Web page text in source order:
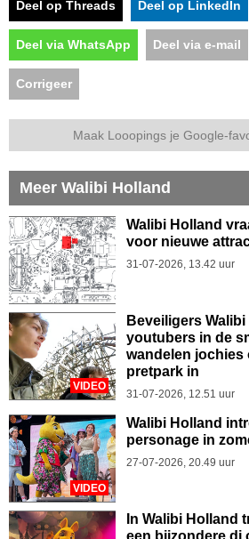
Deel op Threads Deel op LinkedIn
Deel via WhatsApp Deel via e-mail
Corrigeer
Maak Looopings je Google-
Meer Walibi Holland
Walibi Holland
voor nieuwe
31-07-2026, 13.42 uur
VIDEO
Beveiligers
youtubers in de
wandelen jochies
pretpark in
31-07-2026, 12.51 uur
VIDEO
Walibi Holland
personage in
27-07-2026, 20.49 uur
In Walibi Holland
een bijzondere dj